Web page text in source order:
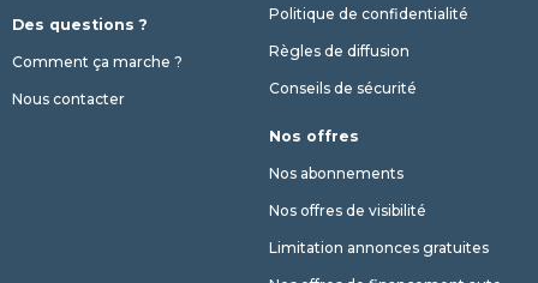
Des questions ?
Comment ça marche ?
Nous contacter
Politique de confidentialité
Règles de diffusion
Conseils de sécurité
Nos offres
Nos abonnements
Nos offres de visibilité
Limitation annonces gratuites